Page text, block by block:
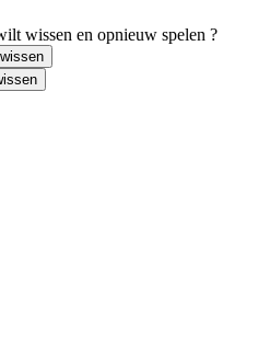
wissen en opnieuw spelen ?